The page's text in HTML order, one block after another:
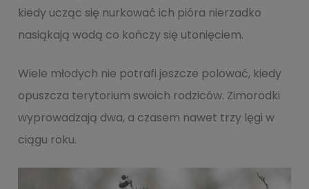
kiedy ucząc się nurkować ich pióra nierzadko
nasiąkają wodą co kończy się utonięciem.
Wiele młodych nie potrafi jeszcze polować, kiedy
opuszcza terytorium swoich rodziców. Zimorodki
wyprowadzają dwa, a czasem nawet trzy lęgi w
ciągu roku.